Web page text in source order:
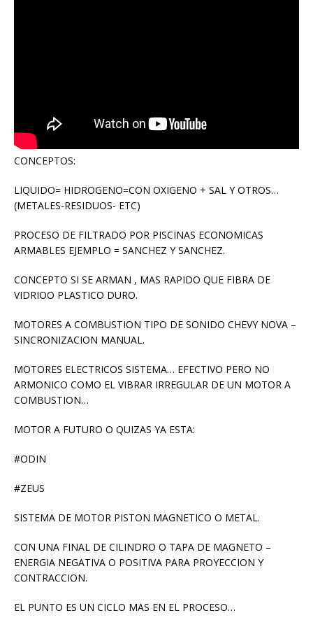
CONCEPTOS:
LIQUIDO= HIDROGENO=CON OXIGENO + SAL Y OTROS…
(METALES-RESIDUOS- ETC)
PROCESO DE FILTRADO POR PISCINAS ECONOMICAS
ARMABLES EJEMPLO = SANCHEZ Y SANCHEZ.
CONCEPTO SI SE ARMAN , MAS RAPIDO QUE FIBRA DE
VIDRIOO PLASTICO DURO.
MOTORES A COMBUSTION TIPO DE SONIDO CHEVY NOVA –
SINCRONIZACION MANUAL.
MOTORES ELECTRICOS SISTEMA… EFECTIVO PERO NO
ARMONICO COMO EL VIBRAR IRREGULAR DE UN MOTOR A
COMBUSTION…
MOTOR A FUTURO O QUIZAS YA ESTA:
#ODIN
#ZEUS
SISTEMA DE MOTOR PISTON MAGNETICO O METAL.
CON UNA FINAL DE CILINDRO O TAPA DE MAGNETO –
ENERGIA NEGATIVA O POSITIVA PARA PROYECCION Y
CONTRACCION.
EL PUNTO ES UN CICLO MAS EN EL PROCESO…